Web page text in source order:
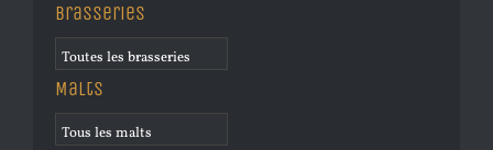
Brasseries
Malts